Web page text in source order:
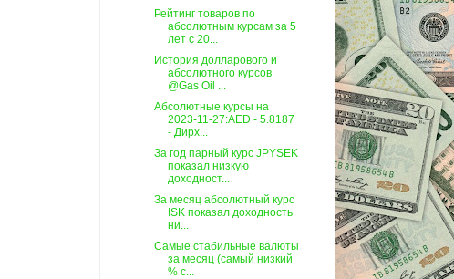
Рейтинг товаров по
абсолютным курсам за 5
лет c 20...
История долларового и
абсолютного курсов
@Gas Oil ...
Абсолютные курсы на
2023-11-27:AED - 5.8187
- Дирх...
За год парный курс JPYSEK
показал низкую
доходност...
За месяц абсолютный курс
ISK показал доходность
ни...
Самые стабильные валюты
за месяц (самый низкий
% с...